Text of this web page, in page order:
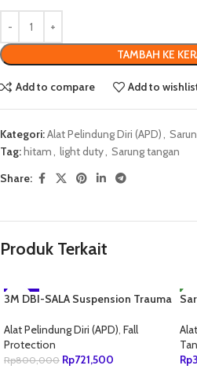
TAMBAH KE
Add to compare Add to
Kategori:Alat Pelindung Diri (APD)
Tag:hitam light duty Sarung tangan
Share:
Produk Terkait
-10%
3M DBI-SALA Suspension Trauma
9501403
Alat Pelindung Diri (APD), Fall
Protection
Rp800,000 Rp721,500
Rp